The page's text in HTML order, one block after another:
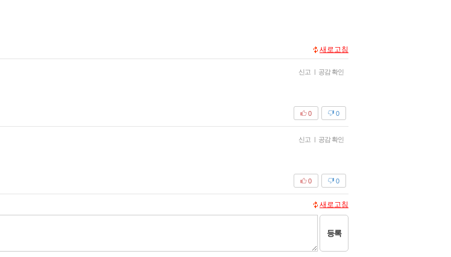
새로고침
신고 | 공감 확인
0
0
신고 | 공감 확인
0
0
새로고침
등록